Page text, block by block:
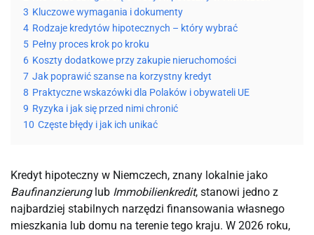
3 Kluczowe wymagania i dokumenty
4 Rodzaje kredytów hipotecznych – który wybrać
5 Pełny proces krok po kroku
6 Koszty dodatkowe przy zakupie nieruchomości
7 Jak poprawić szanse na korzystny kredyt
8 Praktyczne wskazówki dla Polaków i obywateli UE
9 Ryzyka i jak się przed nimi chronić
10 Częste błędy i jak ich unikać
Kredyt hipoteczny w Niemczech, znany lokalnie jako
Baufinanzierunglub Immobilienkredit, stanowi jedno z
najbardziej stabilnych narzędzi finansowania własnego
mieszkania lub domu na terenie tego kraju. W 2026 roku,